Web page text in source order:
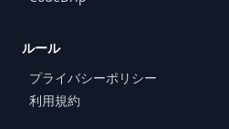
ルール
プライバシーポリシー
利用規約